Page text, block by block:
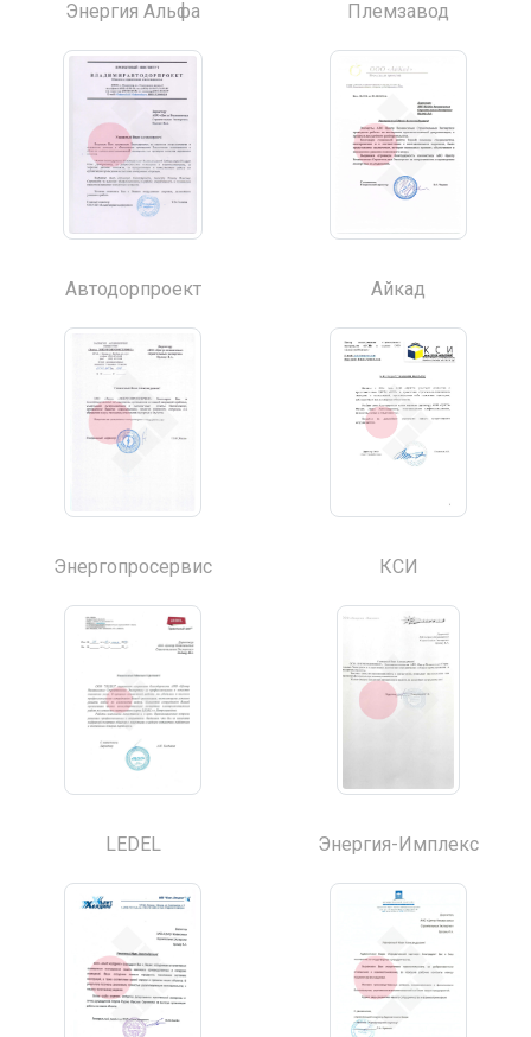
Энергия Альфа Племзавод
Автодорпроект Айкад
Энергопросервис КСИ
LEDEL Энергия-Имплекс